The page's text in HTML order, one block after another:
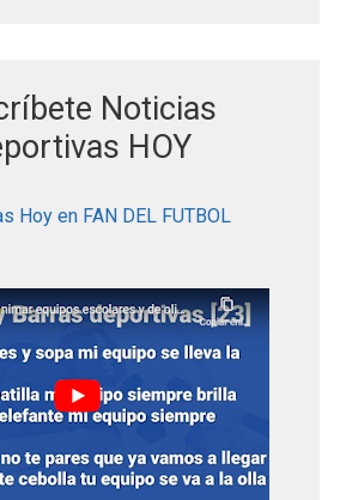
Noticias
HOY
Hoy en FAN DEL FUTBOL